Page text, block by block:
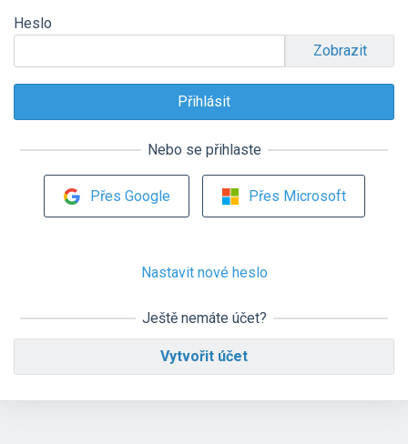
Heslo
Zobrazit
Nebo se přihlaste
Přes Google Přes Microsoft
Nastavit nové heslo
Ještě nemáte účet?
Vytvořit účet